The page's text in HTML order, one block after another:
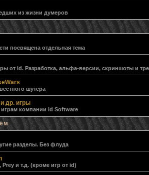
из жизни думеров
посвящена отдельная тема
от id. Разработка, альфа-версии, скриншоты и
шутера
др. игры
компании id Software
разделы. Без флуда
Prey и т.д. (кроме игр от id)